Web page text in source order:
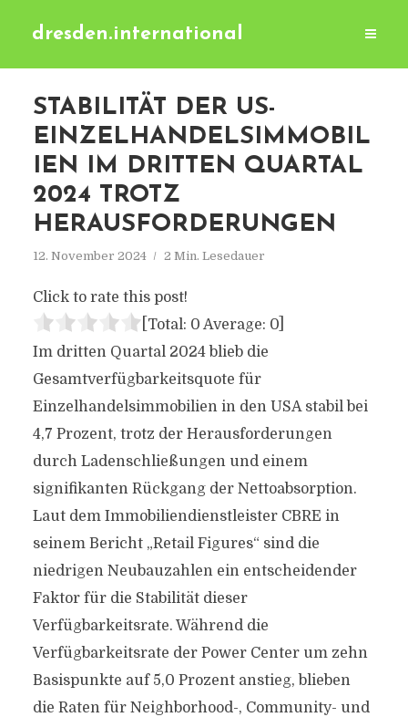
dresden.international
STABILITÄT DER US-
EINZELHANDELSIMMOBIL
IEN IM DRITTEN QUARTAL
2024 TROTZ
HERAUSFORDERUNGEN
12. November 2024 2 Min. Lesedauer
Click to rate this post!
[Total: 0 Average: 0]
Im dritten Quartal 2024 blieb die
Gesamtverfügbarkeitsquote für
Einzelhandelsimmobilien in den USA stabil bei
4,7 Prozent, trotz der Herausforderungen
durch Ladenschließungen und einem
signifikanten Rückgang der Nettoabsorption.
Laut dem Immobiliendienstleister CBRE in
seinem Bericht „Retail Figures“ sind die
niedrigen Neubauzahlen ein entscheidender
Faktor für die Stabilität dieser
Verfügbarkeitsrate. Während die
Verfügbarkeitsrate der Power Center um zehn
Basispunkte auf 5,0 Prozent anstieg, blieben
die Raten für Neighborhood-, Community- und